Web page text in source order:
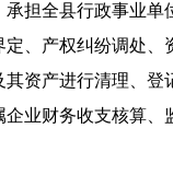
担全县行政事业
、产权纠纷调处
产进行清理、登
业财务收支核算